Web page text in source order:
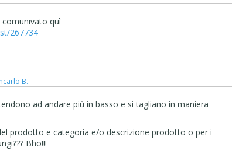
quì
267734
B.
ad andare più in basso e si tagliano in maniera
prodotto e categoria e/o descrizione prodotto o per i
Bho!!!